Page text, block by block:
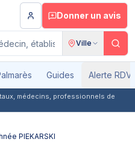
Donner un avis
Ville
Guides Alerte RDV
médecins, professionnels de
PIEKARSKI